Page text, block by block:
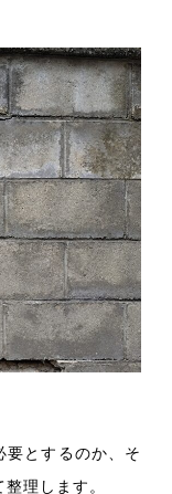
要とするのか、そ
理します。